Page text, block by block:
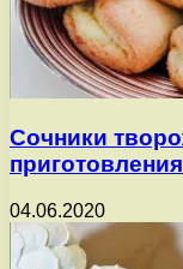
Сочники
приготовления
04.06.2020